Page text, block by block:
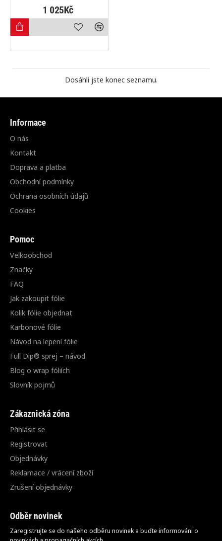
1 025Kč
Dosáhli jste konec seznamu.
Informace
O nás
Kontakt
Doprava a platba
Obchodní podmínky
Ochrana osobních údajů
Cookies
Pomoc
Velkoobchod
Značky
FAQ
Jak zakoupit fólie
Kolik fólie objednat
Karbonové fólie
Návod na lepení fólie
Full Dip® sprej – návod
Blog o wrap fóliích
Slovník pojmů
Zákaznická zóna
Přihlásit se
Registrovat
Objednávky
Reklamace / vrácení zboží
Zrušení objednávky
Odběr novinek
Zaregistrujte se do našeho odběru novinek a buďte informováni o